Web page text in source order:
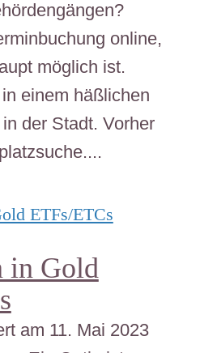
online,
möglich ist.
einem häßlichen
der Stadt. Vorher
in Gold
am 11. Mai 2023